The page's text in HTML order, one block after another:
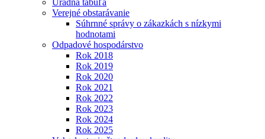
Úradná tabuľa
Verejné obstarávanie
Súhrnné správy o zákazkách s nízkymi
hodnotami
Odpadové hospodárstvo
Rok 2018
Rok 2019
Rok 2020
Rok 2021
Rok 2022
Rok 2023
Rok 2024
Rok 2025